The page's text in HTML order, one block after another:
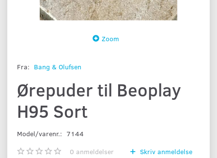
Zoom
Fra: Bang & Olufsen
Ørepuder til Beoplay
H95 Sort
Model/varenr.: 7144
0 anmeldelser
Skriv anmeldelse